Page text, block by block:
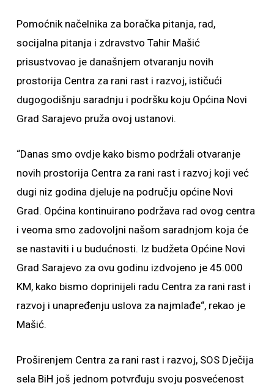
Pomoćnik načelnika za boračka pitanja, rad,
socijalna pitanja i zdravstvo Tahir Mašić
prisustvovao je današnjem otvaranju novih
prostorija Centra za rani rast i razvoj, ističući
dugogodišnju saradnju i podršku koju Općina Novi
Grad Sarajevo pruža ovoj ustanovi.
“Danas smo ovdje kako bismo podržali otvaranje
novih prostorija Centra za rani rast i razvoj koji već
dugi niz godina djeluje na području općine Novi
Grad. Općina kontinuirano podržava rad ovog centra
i veoma smo zadovoljni našom saradnjom koja će
se nastaviti i u budućnosti. Iz budžeta Općine Novi
Grad Sarajevo za ovu godinu izdvojeno je 45.000
KM, kako bismo doprinijeli radu Centra za rani rast i
razvoj i unapređenju uslova za najmlađe“, rekao je
Mašić.
Proširenjem Centra za rani rast i razvoj, SOS Dječija
sela BiH još jednom potvrđuju svoju posvećenost